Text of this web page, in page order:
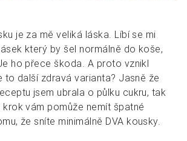
je za mě veliká láska. Líbí se mi
který by šel normálně do koše,
ho přece škoda. A proto vznikl
další zdravá varianta? Jasně že
jsem ubrala o půlku cukru, tak
vám pomůže nemít špatné
že sníte minimálně DVA kousky.